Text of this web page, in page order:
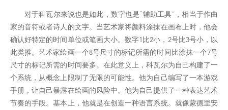
对于科瓦尔来说也是如此，数字也是“辅助工具”，相当于作曲
家的音符或者诗人的文字。当艺术家将颜料涂抹在画布上时，他会
确认好特定的时间单位或笔画大小。数字1比2小，2号比3号小，以
此类推。艺术家绘画一个8号尺寸的标记所需的时间比涂抹一个7号
尺寸的标记所需的时间要多。在此意义上，科瓦尔为自己构建了一
个系统，从概念上限制了无限的可能性。他为自己编写了一本游戏
手册，让自己暴露在绘画的风险中。他为自己提供了一种表达艺术
节奏的手段。基本上，他就是在创造一种语言系统。就像蒙德里安